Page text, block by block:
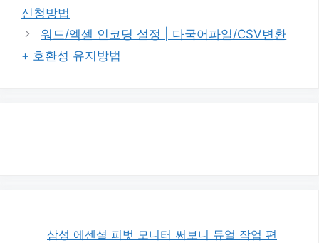
리
신청방법
워드/엑셀 인코딩 설정 | 다국어파일/CSV변환
+ 호환성 유지방법
삼성 에센셜 피벗 모니터 써보니 듀얼 작업 편